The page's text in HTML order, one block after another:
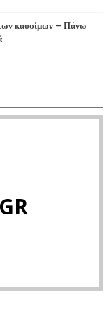
των καυσίμων – Πάνω